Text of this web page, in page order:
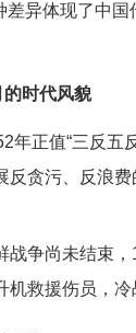
差异体现了中国
时代风貌
年正值“三反五
反贪污、反浪
战争尚未结束
机救援伤员，冷